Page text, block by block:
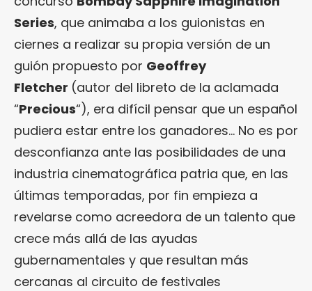
Series, que animaba a los guionistas en
ciernes a realizar su propia versión de un
guión propuesto por Geoffrey
Fletcher (autor del libreto de la aclamada
“Precious“), era difícil pensar que un español
pudiera estar entre los ganadores… No es por
desconfianza ante las posibilidades de una
industria cinematográfica patria que, en las
últimas temporadas, por fin empieza a
revelarse como acreedora de un talento que
crece más allá de las ayudas
gubernamentales y que resultan más
cercanas al circuito de festivales